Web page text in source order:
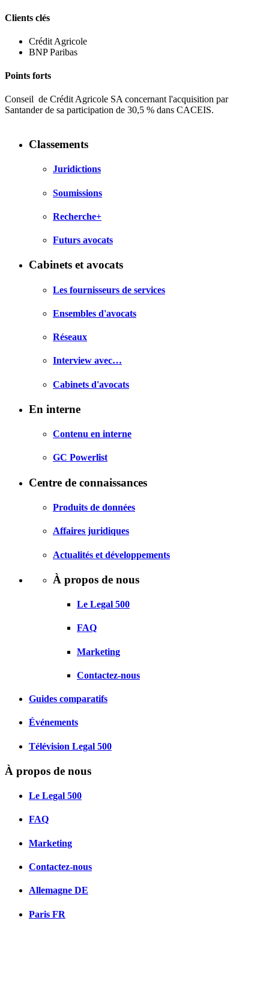
Clients clés
Crédit Agricole
BNP Paribas
Points forts
Conseil de Crédit Agricole SA concernant l'acquisition par
Santander de sa participation de 30,5 % dans CACEIS.
Classements
Juridictions
Soumissions
Recherche+
Futurs avocats
Cabinets et avocats
Les fournisseurs de services
Ensembles d'avocats
Réseaux
Interview avec…
Cabinets d'avocats
En interne
Contenu en interne
GC Powerlist
Centre de connaissances
Produits de données
Affaires juridiques
Actualités et développements
À propos de nous
Le Legal 500
FAQ
Marketing
Contactez-nous
Guides comparatifs
Événements
Télévision Legal 500
À propos de nous
Le Legal 500
FAQ
Marketing
Contactez-nous
Allemagne DE
Paris FR